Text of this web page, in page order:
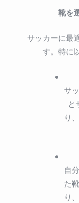
靴を
サッカーに最
す。特に
サ
と
り
自
た
り